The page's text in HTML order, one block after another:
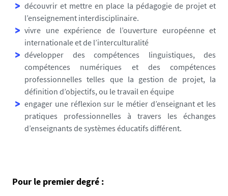
p
o
n
découvrir et mettre en place la pédagogie de projet et
l’enseignement interdisciplinaire.
vivre une expérience de l’ouverture européenne et
internationale et de l’interculturalité
développer des compétences linguistiques, des
compétences numériques et des compétences
professionnelles telles que la gestion de projet, la
définition d’objectifs, ou le travail en équipe
engager une réflexion sur le métier d’enseignant et les
pratiques professionnelles à travers les échanges
d’enseignants de systèmes éducatifs différent.
Pour le premier degré :